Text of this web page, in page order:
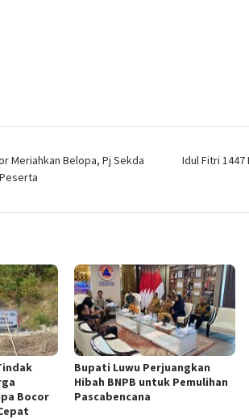
Meriahkan Belopa, Pj Sekda
Idul Fitri 1447
Bocor
Bupati Luwu Perjuangkan
Hibah BNPB untuk Pemulihan
Pascabencana